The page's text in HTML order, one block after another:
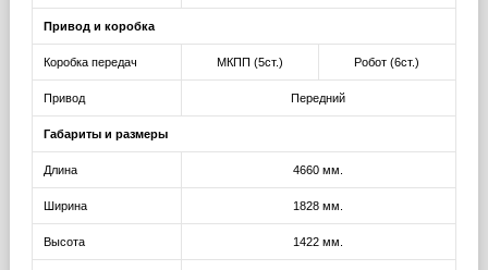
Привод и коробка
Коробка передач МКПП (5ст.) Робот (6ст.)
Привод Передний
Габариты и размеры
Длина 4660 мм.
Ширина 1828 мм.
Высота 1422 мм.